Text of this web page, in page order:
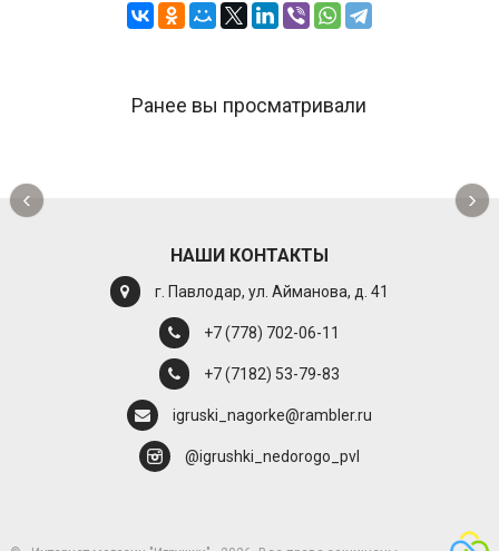
Ранее вы просматривали
‹ ›
НАШИ КОНТАКТЫ
г. Павлодар, ул. Айманова, д. 41
+7 (778) 702-06-11
+7 (7182) 53-79-83
igruski_nagorke@rambler.ru
@igrushki_nedorogo_pvl